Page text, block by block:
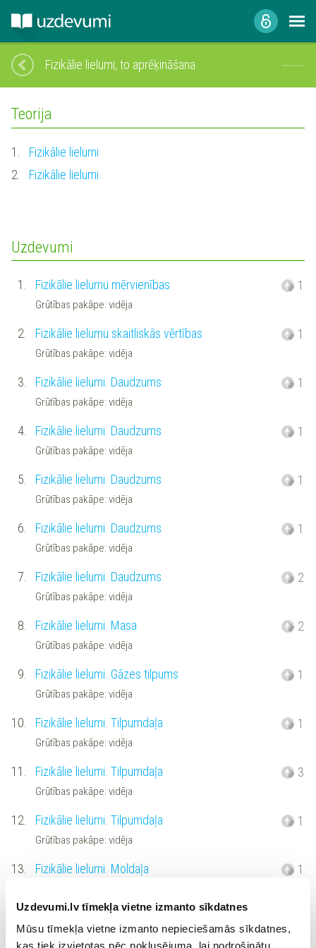
Uzdevumi.lv tīmekļa vietne izmanto sīkdatnes
Mūsu tīmekļa vietne izmanto nepieciešamās sīkdatnes,
kas tiek izvietotas pēc noklusējuma, lai nodrošinātu
Fizikālie lielumi, to aprēķināšana
Teorija
1.
Fizikālie lielumi
2.
Fizikālie lielumi
Uzdevumi
1. Fizikālie lielumu mērvienības
Grūtības pakāpe: vidēja
1
2. Fizikālie lielumu skaitliskās vērtības
Grūtības pakāpe: vidēja
1
3. Fizikālie lielumi. Daudzums
Grūtības pakāpe: vidēja
1
4. Fizikālie lielumi. Daudzums
Grūtības pakāpe: vidēja
1
5. Fizikālie lielumi. Daudzums
Grūtības pakāpe: vidēja
1
6. Fizikālie lielumi. Daudzums
Grūtības pakāpe: vidēja
1
7. Fizikālie lielumi. Daudzums
Grūtības pakāpe: vidēja
2
8. Fizikālie lielumi. Masa
Grūtības pakāpe: vidēja
2
9. Fizikālie lielumi. Gāzes tilpums
Grūtības pakāpe: vidēja
1
10. Fizikālie lielumi. Tilpumdaļa
Grūtības pakāpe: vidēja
1
11. Fizikālie lielumi. Tilpumdaļa
Grūtības pakāpe: vidēja
3
12. Fizikālie lielumi. Tilpumdaļa
Grūtības pakāpe: vidēja
1
13. Fizikālie lielumi. Moldaļa 1
Fizikālie lielumi. Blīvums pret gaisu
Grūtības pakāpe: vidēja